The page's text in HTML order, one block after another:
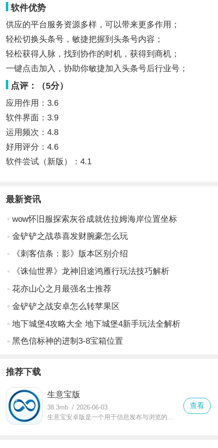
软件优势
供应的平台服务资源多样，可以带来更多作用；
轻松切换头条号，敏捷把握到头条号内容；
轻松获得人脉，找到协作的时机，获得到商机；
一键点击加入，协助你敏捷加入头条号后行业号；
点评：（5分）
应用作用：3.6
软件界面：3.9
运用频次：4.8
好用评分：4.6
软件尝试（新版）：4.1
最新资讯
wow怀旧服探索灰谷成就佐拉姆海岸位置坐标
金铲铲之战恭喜发财腕豪怎么玩
《刺客信条：影》版本区别介绍
《诛仙世界》龙神旧途鸿雁行玩法技巧解析
花亦山心之月最强名士推荐
金铲铲之战安卓怎么转苹果区
地下城堡4攻略大全 地下城堡4新手玩法全解析
黑色信标神的进制3-8宝箱位置
推荐下载
生意宝版
38.3mb / 2026-06-03
生意宝安卓版是一个用于信息发布与浏览的平台，能让每位生意人都感到舒心与放心。即便您不在场，也可以查看个人头条内容，还能和客户聊天，在线与各行业人士交流，从而轻松把握或创造更多商机！
查看